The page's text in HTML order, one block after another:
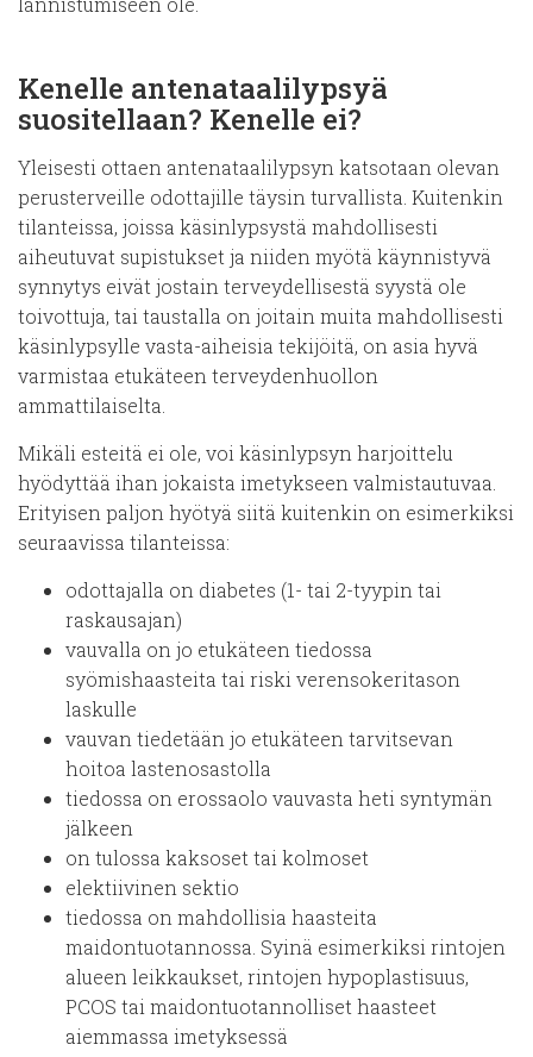
Kenelle antenataalilypsyä
suositellaan? Kenelle ei?
Yleisesti ottaen antenataalilypsyn katsotaan olevan
perusterveille odottajille täysin turvallista. Kuitenkin
tilanteissa, joissa käsinlypsystä mahdollisesti
aiheutuvat supistukset ja niiden myötä käynnistyvä
synnytys eivät jostain terveydellisestä syystä ole
toivottuja, tai taustalla on joitain muita mahdollisesti
käsinlypsylle vasta-aiheisia tekijöitä, on asia hyvä
varmistaa etukäteen terveydenhuollon
ammattilaiselta.
Mikäli esteitä ei ole, voi käsinlypsyn harjoittelu
hyödyttää ihan jokaista imetykseen valmistautuvaa.
Erityisen paljon hyötyä siitä kuitenkin on esimerkiksi
seuraavissa tilanteissa:
odottajalla on diabetes (1- tai 2-tyypin tai
raskausajan)
vauvalla on jo etukäteen tiedossa
syömishaasteita tai riski verensokeritason
laskulle
vauvan tiedetään jo etukäteen tarvitsevan
hoitoa lastenosastolla
tiedossa on erossaolo vauvasta heti syntymän
jälkeen
on tulossa kaksoset tai kolmoset
elektiivinen sektio
tiedossa on mahdollisia haasteita
maidontuotannossa. Syinä esimerkiksi rintojen
alueen leikkaukset, rintojen hypoplastisuus,
PCOS tai maidontuotannolliset haasteet
aiemmassa imetyksessä